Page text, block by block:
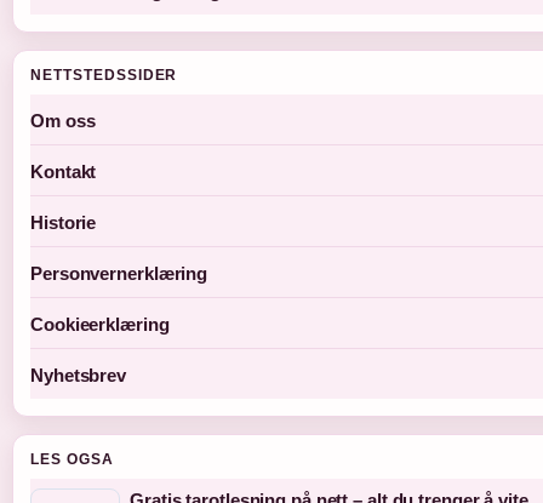
NETTSTEDSSIDER
Om oss
Kontakt
Historie
Personvernerklæring
Cookieerklæring
Nyhetsbrev
LES OGSA